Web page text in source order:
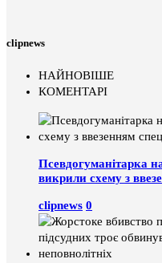
clipnews
НАЙНОВІШЕ
КОМЕНТАРІ
Псевдогуманітарка
викрили схему з
clipnews 0